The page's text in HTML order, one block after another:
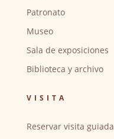
Patronato
Museo
Sala de exposiciones
Biblioteca y archivo
VISITA
Reservar visita guiada